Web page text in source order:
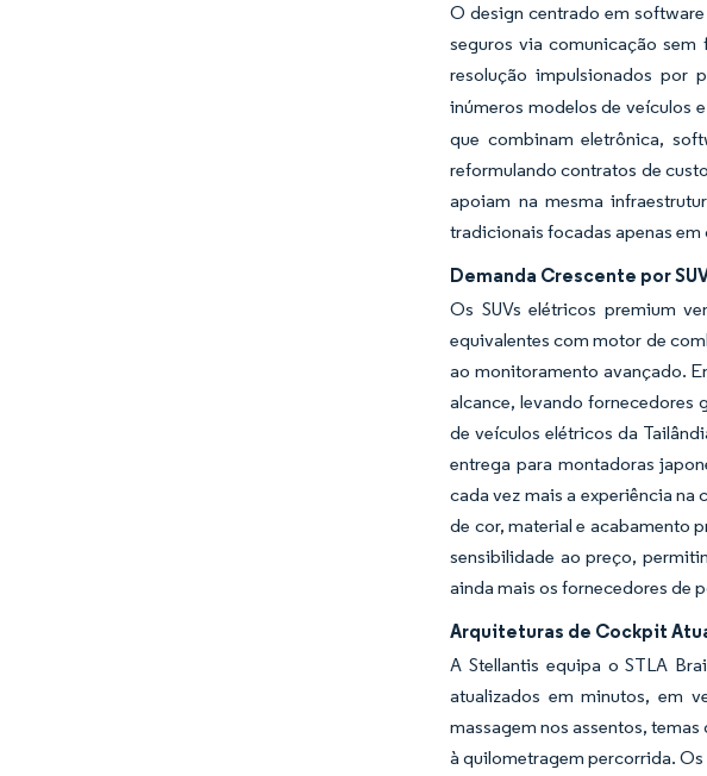
O design centrado em
seguros via comunicação
resolução impulsionados por
inúmeros modelos de veículos
que combinam eletrônica,
reformulando contratos de
apoiam na mesma
tradicionais focadas apenas
Demanda Crescente por
Os SUVs elétricos premium
equivalentes com motor de
ao monitoramento avançado.
alcance, levando fornecedores
de veículos elétricos da
entrega para montadoras
cada vez mais a experiência na
de cor, material e acabamento
sensibilidade ao preço,
ainda mais os fornecedores de
Arquiteturas de Cockpit
A Stellantis equipa o STLA
atualizados em minutos, em
massagem nos assentos,
à quilometragem percorrida.